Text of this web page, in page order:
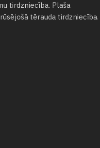
tirdzniecība. Plaša
tērauda tirdzniecība.